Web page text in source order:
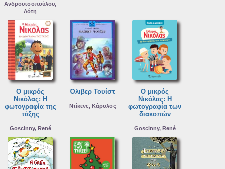
Ανδρουτσοπούλου,
Λότη
Ο μικρός
Νικόλας: Η
φωτογραφία της
τάξης
Goscinny, René
Όλιβερ Τουίστ
Ντίκενς, Κάρολος
Ο μικρός
Νικόλας: Η
φωτογραφία των
διακοπών
Goscinny, René